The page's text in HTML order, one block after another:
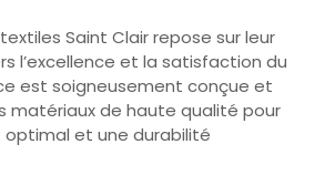
Saint Clair repose sur leur
l’excellence et la satisfaction du
est soigneusement conçue et
matériaux de haute qualité pour
et une durabilité